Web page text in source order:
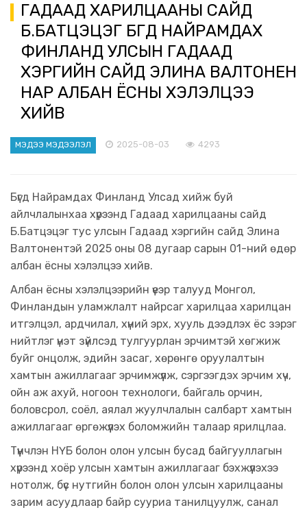
ГАДААД ХАРИЛЦААНЫ САЙД
Б.БАТЦЭЦЭГ БҮГД НАЙРАМДАХ
ФИНЛАНД УЛСЫН ГАДААД
ХЭРГИЙН САЙД ЭЛИНА ВАЛТОНЕН
НАР АЛБАН ЁСНЫ ХЭЛЭЛЦЭЭ
ХИЙВ
МЭДЭЭ МЭДЭЭЛЭЛ 2025-08-03 4293
Бүгд Найрамдах Финланд Улсад хийж буй
айлчлалынхаа хүрээнд Гадаад харилцааны сайд
Б.Батцэцэг тус улсын Гадаад хэргийн сайд Элина
Валтонентэй 2025 оны 08 дугаар сарын 01-ний өдөр
албан ёсны хэлэлцээ хийв.
Албан ёсны хэлэлцээрийн үеэр талууд Монгол,
Финландын уламжлалт найрсаг харилцаа харилцан
итгэлцэл, ардчилал, хүний эрх, хууль дээдлэх ёс зэрэг
нийтлэг үнэт зүйлсэд тулгуурлан эрчимтэй хөгжиж
буйг онцолж, эдийн засаг, хөрөнгө оруулалтын
хамтын ажиллагааг эрчимжүүлж, сэргээгдэх эрчим хүч,
ойн аж ахуй, ногоон технологи, байгаль орчин,
боловсрол, соёл, аялал жуулчлалын салбарт хамтын
ажиллагааг өргөжүүлэх боломжийн талаар ярилцлаа.
Түүнчлэн НҮБ болон олон улсын бусад байгууллагын
хүрээнд хоёр улсын хамтын ажиллагааг бэхжүүлэхээ
нотолж, бүс нутгийн болон олон улсын харилцааны
зарим асуудлаар байр сууриа танилцуулж, санал